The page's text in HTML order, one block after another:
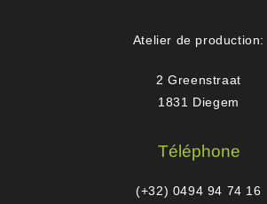
Atelier de production:
2 Greenstraat
1831 Diegem
Téléphone
(+32) 0494 94 74 16